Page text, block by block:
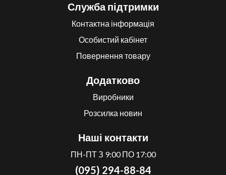
Служба підтримки
Контактна інформація
Особистий кабінет
Повернення товару
Додатково
Виробники
Розсилка новин
Наші контакти
ПН-ПТ З 9:00 ПО 17:00
(095) 294-88-84